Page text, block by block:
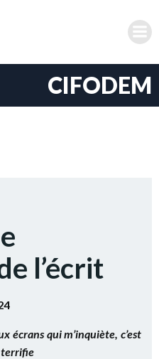
CIFODEM
l’écrit
écrans qui m’inquiète, c’est
terrifie